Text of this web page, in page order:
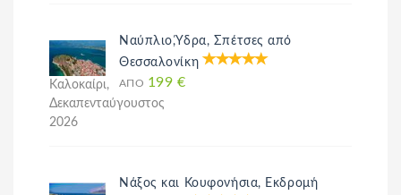
Καλοκαίρι,
Δεκαπενταύγουστος
2026
Ναύπλιο,Ύδρα, Σπέτσες από
Θεσσαλονίκη
ΑΠΌ 199 €
Νάξος και Κουφονήσια, Εκδρομή